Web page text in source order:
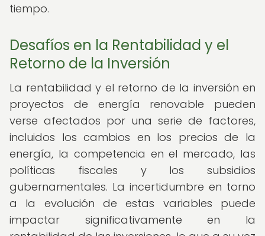
tiempo.
Desafíos en la Rentabilidad y el
Retorno de la Inversión
La rentabilidad y el retorno de la inversión en
proyectos de energía renovable pueden
verse afectados por una serie de factores,
incluidos los cambios en los precios de la
energía, la competencia en el mercado, las
políticas fiscales y los subsidios
gubernamentales. La incertidumbre en torno
a la evolución de estas variables puede
impactar significativamente en la